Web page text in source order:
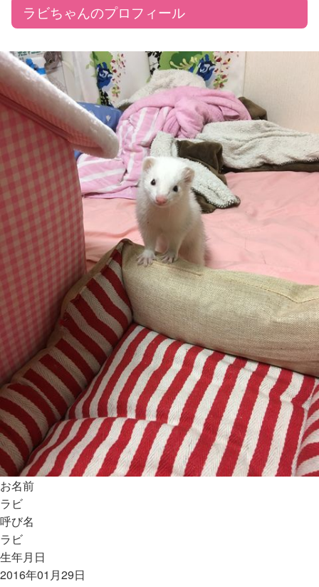
ラビちゃんのプロフィール
お名前
ラビ
呼び名
ラビ
生年月日
2016年01月29日